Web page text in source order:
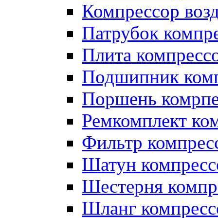
Компрессор
Патрубок
Плита
Подшипник
Поршень
Ремкомплект
Фильтр
Шатун
Шестерня
Шланг